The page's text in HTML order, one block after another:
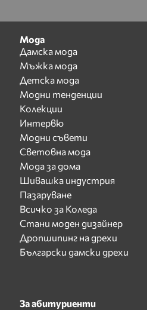
Мода
Дамска мода
Мъжка мода
Детска мода
Модни тенденции
Колекции
Интервю
Модни съвети
Световна мода
Мода за дома
Шивашка индустрия
Пазаруване
Всичко за Коледа
Стани моден дизайнер
Дропшипинг на дрехи
Български дамски дрехи
За абитуриенти